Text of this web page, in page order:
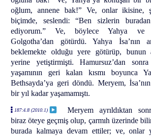
oğlum, annene bak!” Ve, onlar ikisine,
biçimde, seslendi: “Ben sizlerin buradan
ediyorum.” Ve, böylece Yahya ve
Golgotha’dan götürdü. Yahya İsa’nın
beklemekte olduğu yere götürüp, bunun
yerine yetiştirmişti. Hamursuz’dan
yaşamının geri kalan kısmı boyunca
Bethsayda’ya geri döndü. Meryem,
bir yıl kadar yaşamamıştı.
187:4.8 (2010.1)
Meryem ayrıldıktan
biraz öteye geçmiş olup, çarmıh üzerinde
burada kalmaya devam ettiler; ve, onlar